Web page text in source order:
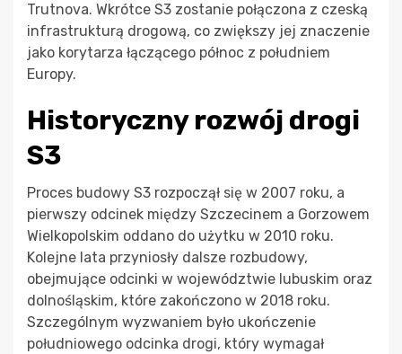
Trutnova. Wkrótce S3 zostanie połączona z czeską
infrastrukturą drogową, co zwiększy jej znaczenie
jako korytarza łączącego północ z południem
Europy.
Historyczny rozwój drogi
S3
Proces budowy S3 rozpoczął się w 2007 roku, a
pierwszy odcinek między Szczecinem a Gorzowem
Wielkopolskim oddano do użytku w 2010 roku.
Kolejne lata przyniosły dalsze rozbudowy,
obejmujące odcinki w województwie lubuskim oraz
dolnośląskim, które zakończono w 2018 roku.
Szczególnym wyzwaniem było ukończenie
południowego odcinka drogi, który wymagał